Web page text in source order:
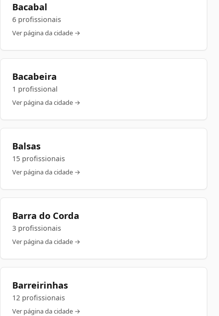
Bacabal
6 profissionais
Ver página da cidade →
Bacabeira
1 profissional
Ver página da cidade →
Balsas
15 profissionais
Ver página da cidade →
Barra do Corda
3 profissionais
Ver página da cidade →
Barreirinhas
12 profissionais
Ver página da cidade →